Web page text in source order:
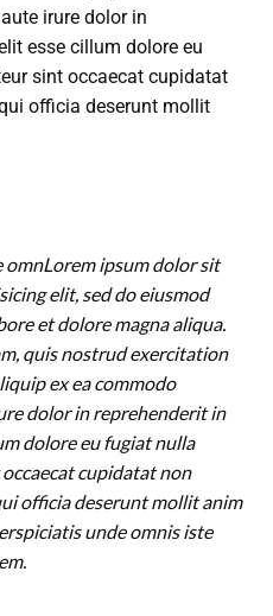
irure dolor in
esse cillum dolore eu
sint occaecat cupidatat
officia deserunt mollit
omnLorem ipsum dolor sit
elit, sed do eiusmod
et dolore magna aliqua.
quis nostrud exercitation
ex ea commodo
dolor in reprehenderit in
dolore eu fugiat nulla
cupidatat non
officia deserunt mollit anim
unde omnis iste